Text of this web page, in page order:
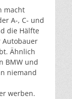
macht
A-, C- und
die Hälfte
Autobauer
Ähnlich
BMW und
niemand
werben.